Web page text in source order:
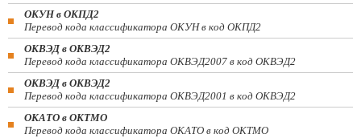
ОКУН в ОКПД2
Перевод кода классификатора ОКУН в код ОКПД2
ОКВЭД в ОКВЭД2
Перевод кода классификатора ОКВЭД2007 в код ОКВЭД2
ОКВЭД в ОКВЭД2
Перевод кода классификатора ОКВЭД2001 в код ОКВЭД2
ОКАТО в ОКТМО
Перевод кода классификатора ОКАТО в код ОКТМО